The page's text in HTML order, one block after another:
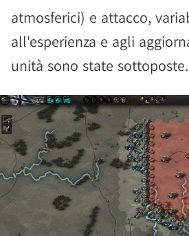
atmosferici) e attacco,
all'esperienza e agli
unità sono state sottoposte.